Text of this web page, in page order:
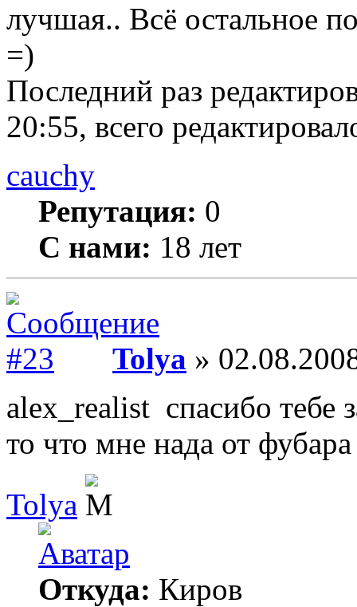
лучшая.. Всё остальное
=)
Последний раз
20:55, всего
cauchy
Репутация: 0
С нами: 18 лет
Tolya »
alex_realist спасибо тебе
то что мне нада от
Tolya
Откуда: Киров